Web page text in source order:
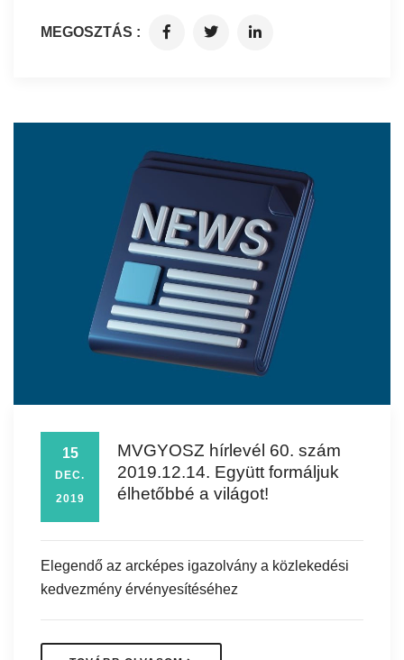
MEGOSZTÁS :
15
DEC.
2019
MVGYOSZ hírlevél 60. szám
2019.12.14. Együtt formáljuk
élhetőbbé a világot!
Elegendő az arcképes igazolvány a közlekedési
kedvezmény érvényesítéséhez